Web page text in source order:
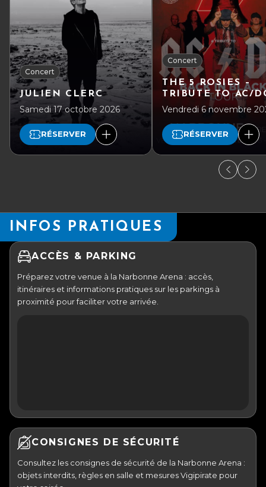
Concert
JULIEN CLERC
Samedi 17 octobre 2026
RÉSERVER
Concert
THE 5 ROSIES –
TRIBUTE TO AC/
Vendredi 6 novembre
RÉSERVER
INFOS PRATIQUES
ACCÈS & PARKING
Préparez votre venue à la Narbonne Arena : accès,
itinéraires et informations pratiques sur les parkings à
proximité pour faciliter votre arrivée.
CONSIGNES DE SÉCURITÉ
Consultez les consignes de sécurité de la Narbonne Arena :
objets interdits, règles en salle et mesures Vigipirate pour